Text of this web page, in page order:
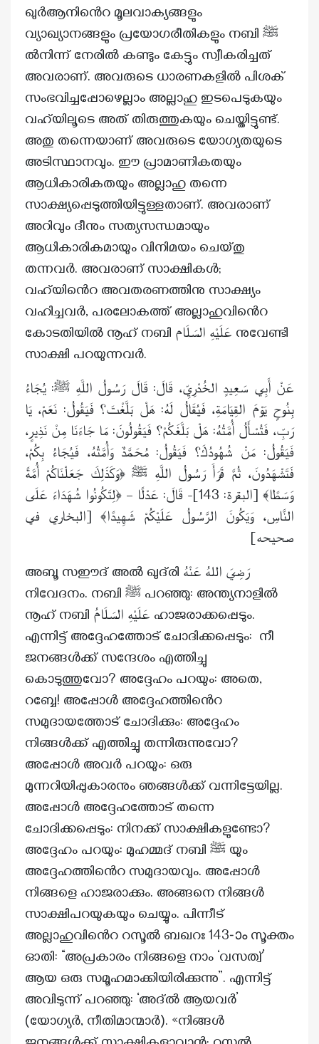
ഖുർആനിൻെറ മൂലവാക്യങ്ങളും
വ്യാഖ്യാനങ്ങളും പ്രയോഗരീതികളും നബി ﷺ
ൽനിന്ന് നേരിൽ കണ്ടും കേട്ടും സ്വീകരിച്ചത്
അവരാണ്. അവരുടെ ധാരണകളിൽ പിശക്
സംഭവിച്ചപ്പോഴെല്ലാം അല്ലാഹു ഇടപെടുകയും
വഹ്‌യിലൂടെ അത് തിരുത്തുകയും ചെയ്തിട്ടുണ്ട്.
അതു തന്നെയാണ് അവരുടെ യോഗ്യതയുടെ
അടിസ്ഥാനവും. ഈ പ്രാമാണികതയും
ആധികാരികതയും അല്ലാഹു തന്നെ
സാക്ഷ്യപ്പെടുത്തിയിട്ടുള്ളതാണ്. അവരാണ്
അറിവും ദീനും സത്യസന്ധമായും
ആധികാരികമായും വിനിമയം ചെയ്തു
തന്നവർ. അവരാണ് സാക്ഷികൾ;
വഹ്‌യിൻെറ അവതരണത്തിനു സാക്ഷ്യം
വഹിച്ചവർ, പരലോകത്ത് അല്ലാഹുവിൻെറ
കോടതിയിൽ നൂഹ് നബി عَلَيْهِ السَلَام നുവേണ്ടി
സാക്ഷി പറയുന്നവർ.
عَنْ أَبِي سَعِيدٍ الخُدْرِيِّ، قَالَ: قَالَ رَسُولُ اللَّهِ ﷺ: يُجَاءُ
بِنُوحٍ يَوْمَ القِيَامَةِ، فَيُقَالُ لَهُ: هَلْ بَلَّغْتَ؟ فَيَقُولُ: نَعَمْ، يَا
رَبِّ، فَتُسْأَلُ أُمَّتُهُ: هَلْ بَلَّغَكُمْ؟ فَيَقُولُونَ: مَا جَاءَنَا مِنْ نَذِيرٍ،
فَيَقُولُ: مَنْ شُهُودُكَ؟ فَيَقُولُ: مُحَمَّدٌ وَأُمَّتُهُ، فَيُجَاءُ بِكُمْ،
فَتَشْهَدُونَ، ثُمَّ قَرَأَ رَسُولُ اللَّهِ ﷺ ﴿وَكَذَلِكَ جَعَلْنَاكُمْ أُمَّةً
وَسَطًا﴾ [البقرة: 143]- قَالَ: عَدْلًا – ﴿لِتَكُونُوا شُهَدَاءَ عَلَى
النَّاسِ، وَيَكُونَ الرَّسُولُ عَلَيْكُمْ شَهِيدًا﴾ [البخاري في
صحيحه]
അബൂ സഈദ് അൽ ഖുദ്‌രി رَضِيَ اللهُ عَنْهُ
നിവേദനം. നബി ﷺ പറഞ്ഞു: അന്ത്യനാളിൽ
നൂഹ് നബി عَلَيْهِ السَلَامُ ഹാജരാക്കപ്പെടും.
എന്നിട്ട് അദ്ദേഹത്തോട് ചോദിക്കപ്പെടും: നീ
ജനങ്ങൾക്ക് സന്ദേശം എത്തിച്ചു
കൊടുത്തുവോ? അദ്ദേഹം പറയും: അതെ,
റബ്ബേ! അപ്പോൾ അദ്ദേഹത്തിൻെറ
സമുദായത്തോട് ചോദിക്കും: അദ്ദേഹം
നിങ്ങൾക്ക് എത്തിച്ചു തന്നിരുന്നുവോ?
അപ്പോൾ അവർ പറയും: ഒരു
മുന്നറിയിപ്പുകാരനും ഞങ്ങൾക്ക് വന്നിട്ടേയില്ല.
അപ്പോൾ അദ്ദേഹത്തോട് തന്നെ
ചോദിക്കപ്പെടും: നിനക്ക് സാക്ഷികളുണ്ടോ?
അദ്ദേഹം പറയും: മുഹമ്മദ് നബി ﷺ യും
അദ്ദേഹത്തിൻെറ സമുദായവും. അപ്പോൾ
നിങ്ങളെ ഹാജരാക്കും. അങ്ങനെ നിങ്ങൾ
സാക്ഷിപറയുകയും ചെയ്യും. പിന്നീട്
അല്ലാഹുവിൻെറ റസൂൽ ബഖറഃ 143-ാം സൂക്തം
ഓതി: “അപ്രകാരം നിങ്ങളെ നാം ‘വസത്വ്’
ആയ ഒരു സമൂഹമാക്കിയിരിക്കുന്നു”. എന്നിട്ട്
അവിടുന്ന് പറഞ്ഞു: ‘അദ്ൽ ആയവർ’
(യോഗ്യർ, നീതിമാന്മാർ). «നിങ്ങൾ